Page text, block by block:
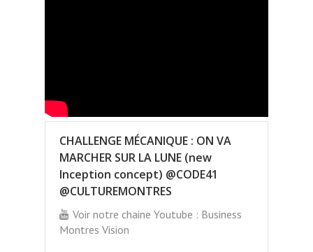
CHALLENGE MÉCANIQUE : ON VA
MARCHER SUR LA LUNE (new
Inception concept) @CODE41
@CULTUREMONTRES
Voir notre chaine Youtube : Business
Montres Vision